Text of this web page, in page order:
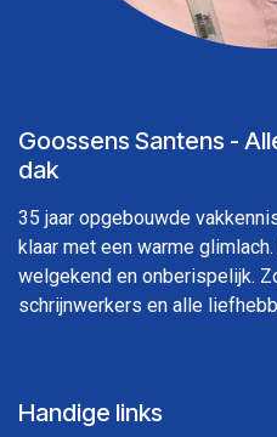
Goossens Santens -
dak
35 jaar opgebouwde
klaar met een warme
welgekend en onberispelijk.
schrijnwerkers en alle
Handige links